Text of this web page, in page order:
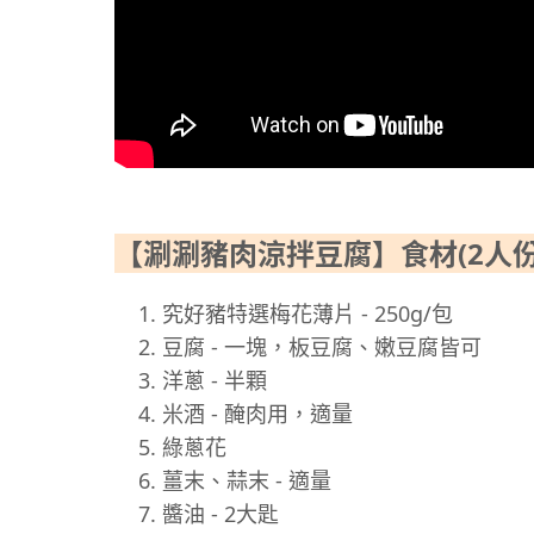
【涮涮豬肉涼拌豆腐】食材(2人
究好豬特選梅花薄片 - 250g/包
豆腐 - 一塊，板豆腐、嫩豆腐皆可
洋蔥 - 半顆
米酒 - 醃肉用，適量
綠蔥花
薑末、蒜末 - 適量
醬油 - 2大匙